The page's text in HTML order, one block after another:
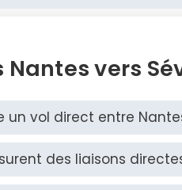
Nantes vers
vol direct entre
des liaisons